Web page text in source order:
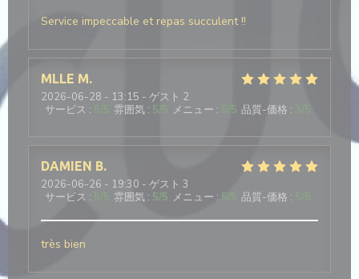
Service impeccable et repas succulent !!
MLLE M
2026-06-28 - 13:15 - ゲスト 2
サービス : 雰囲気 : 5/5 メニュー : /5 品質-価格 :
DAMIEN B
2026-06-26 - 19:30 - ゲスト 3
サービス : 雰囲気 : 5/5 メニュー : 5/5 品質-価格 :
très bien